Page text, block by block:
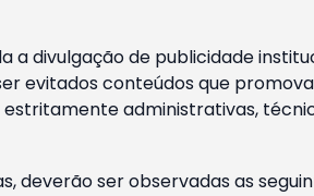
a divulgação de publicidade
evitados conteúdos que
administrativas,
deverão ser observadas as